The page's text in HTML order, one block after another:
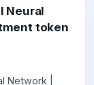
Neural
token
Network |